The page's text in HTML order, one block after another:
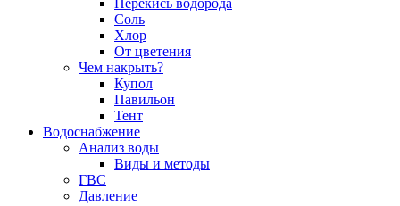
Перекись водорода
Соль
Хлор
От цветения
Чем накрыть?
Купол
Павильон
Тент
Водоснабжение
Анализ воды
Виды и методы
ГВС
Давление